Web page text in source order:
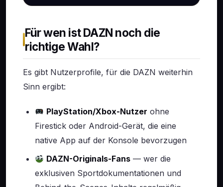
Für wen ist DAZN noch die
richtige Wahl?
Es gibt Nutzerprofile, für die DAZN weiterhin
Sinn ergibt:
PlayStation/Xbox-Nutzer ohne
Firestick oder Android-Gerät, die eine
native App auf der Konsole bevorzugen
DAZN-Originals-Fans — wer die
exklusiven Sportdokumentationen und